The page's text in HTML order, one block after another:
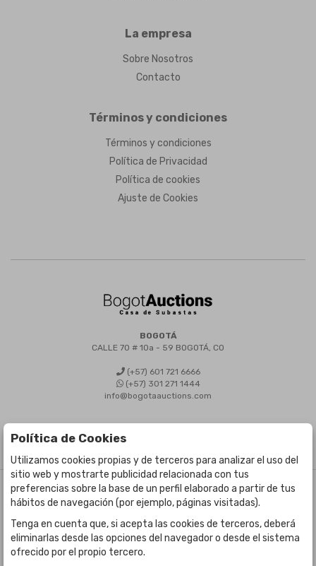
La empresa
Sobre Nosotros
Contacto
Términos y condiciones
Términos y condiciones
Política de Privacidad
Política de cookies
Ajuste de Cookies
BOGOTÁ
CALLE 70 # 10a - 59 BOGOTÁ, CO
(+57) 601 721 6666
(+57) 301 271 1444
info@bogotaauctions.com
©Bogota Auctions- Todos los derechos reservados
Desarrollado por Labelgrup Networks.
Política de Cookies
Utilizamos cookies propias y de terceros para analizar el uso del
sitio web y mostrarte publicidad relacionada con tus
preferencias sobre la base de un perfil elaborado a partir de tus
hábitos de navegación (por ejemplo, páginas visitadas).
Tenga en cuenta que, si acepta las cookies de terceros, deberá
eliminarlas desde las opciones del navegador o desde el sistema
ofrecido por el propio tercero.